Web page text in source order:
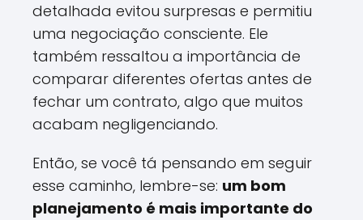
detalhada evitou surpresas e permitiu
uma negociação consciente. Ele
também ressaltou a importância de
comparar diferentes ofertas antes de
fechar um contrato, algo que muitos
acabam negligenciando.
Então, se você tá pensando em seguir
esse caminho, lembre-se: um bom
planejamento é mais importante do